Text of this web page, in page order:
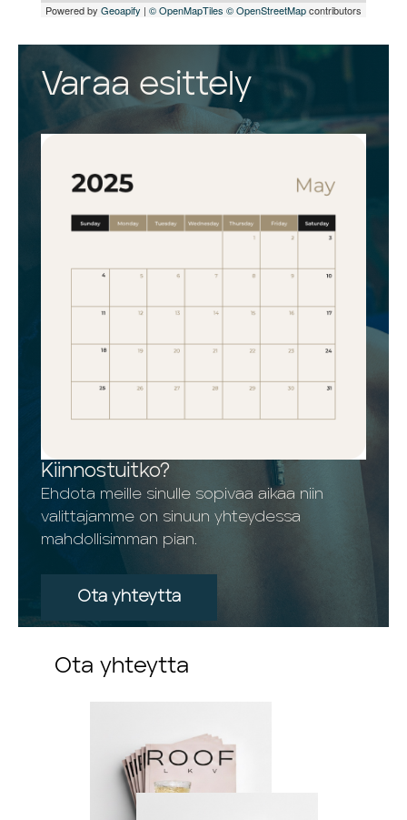
Powered by Geoapify | © OpenMapTiles © OpenStreetMapcontributors
Varaa esittely
Kiinnostuitko?
Ehdota meille sinulle sopivaa aikaa niin
valittajamme on sinuun yhteydessa
mahdollisimman pian.
Ota yhteytta
Ota yhteytta